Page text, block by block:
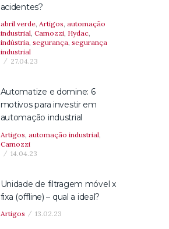
acidentes?
abril verde, Artigos, automação
industrial, Camozzi, Hydac,
indústria, segurança, segurança
industrial
27.04.23
Automatize e domine: 6
motivos para investir em
automação ​​industrial
Artigos automação industrial
Camozzi
14.04.23
Unidade de filtragem móvel x
fixa (offline) – qual a ideal?
Artigos 13.02.23